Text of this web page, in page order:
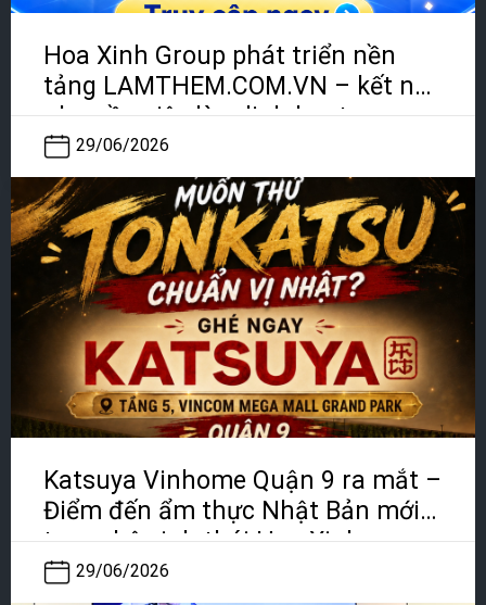
Hoa Xinh Group phát triển nền
tảng LAMTHEM.COM.VN – kết nối
nhu cầu việc làm linh hoạt
29/06/2026
Katsuya Vinhome Quận 9 ra mắt –
Điểm đến ẩm thực Nhật Bản mới
trong hệ sinh thái Hoa Xinh
29/06/2026